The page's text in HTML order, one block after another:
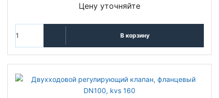
Цену уточняйте
В корзину